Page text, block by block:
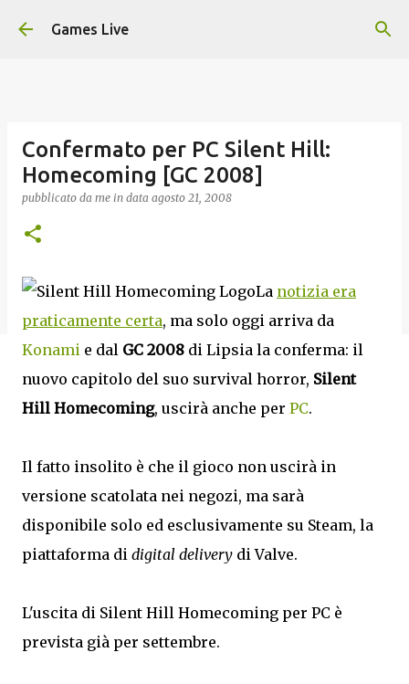
Passa ai contenuti principali
Games Live
Confermato per PC Silent Hill:
Homecoming [GC 2008]
pubblicato da me in data agosto 21, 2008
La notizia era
praticamente certa, ma solo oggi arriva da
Konami e dal GC 2008 di Lipsia la conferma: il
nuovo capitolo del suo survival horror, Silent
Hill Homecoming, uscirà anche per PC.
Il fatto insolito è che il gioco non uscirà in
versione scatolata nei negozi, ma sarà
disponibile solo ed esclusivamente su Steam, la
piattaforma di digital delivery di Valve.
L'uscita di Silent Hill Homecoming per PC è
prevista già per settembre.